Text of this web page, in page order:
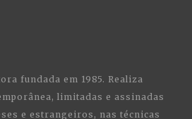
fundada em 1985. Realiza
limitadas e assinadas
e estrangeiros, nas técnicas